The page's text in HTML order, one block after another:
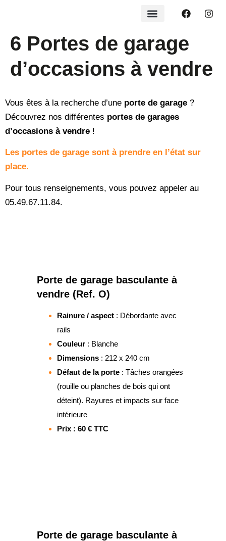
6 Portes de garage
d’occasions à vendre
Vous êtes à la recherche d’une porte de garage ?
Découvrez nos différentes portes de garages
d’occasions à vendre !
Les portes de garage sont à prendre en l’état sur
place.
Pour tous renseignements, vous pouvez appeler au
05.49.67.11.84.
Porte de garage basculante à
vendre (Ref. O)
Rainure / aspect: Débordante avec
rails
Couleur: Blanche
Dimensions: 212 x 240 cm
Défaut de la porte: Tâches orangées
(rouille ou planches de bois qui ont
déteint). Rayures et impacts sur face
intérieure
Prix : 60 € TTC
Porte de garage basculante à